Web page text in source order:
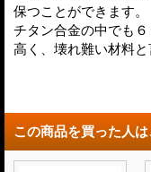
保つことができます。
チタン合金の中でも
高く、壊れ難い材料と
この商品を買った人